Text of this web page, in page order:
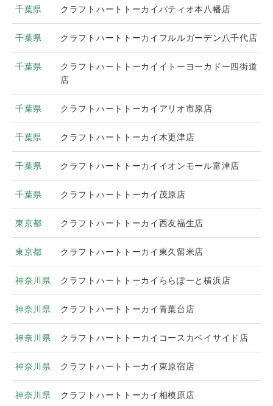
千葉県 クラフトハートトーカイパティオ本八幡店
千葉県 クラフトハートトーカイフルルガーデン八千代店
千葉県
クラフトハートトーカイイトーヨーカドー四街道
店
千葉県 クラフトハートトーカイアリオ市原店
千葉県 クラフトハートトーカイ木更津店
千葉県 クラフトハートトーカイイオンモール富津店
千葉県 クラフトハートトーカイ茂原店
東京都 クラフトハートトーカイ西友福生店
東京都 クラフトハートトーカイ東久留米店
神奈川県 クラフトハートトーカイららぽーと横浜店
神奈川県 クラフトハートトーカイ青葉台店
神奈川県 クラフトハートトーカイコースカベイサイド店
神奈川県 クラフトハートトーカイ東原宿店
神奈川県 クラフトハートトーカイ相模原店